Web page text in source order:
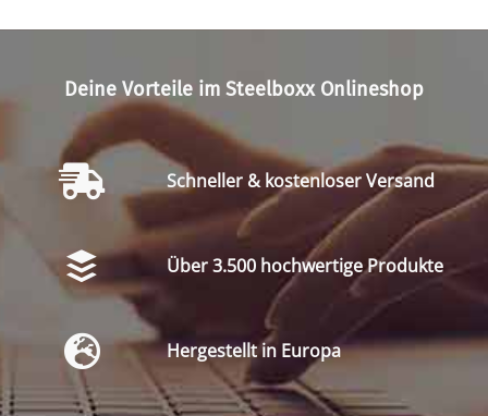
Deine Vorteile im Steelboxx Onlineshop
Schneller & kostenloser Versand
Über 3.500 hochwertige Produkte
Hergestellt in Europa